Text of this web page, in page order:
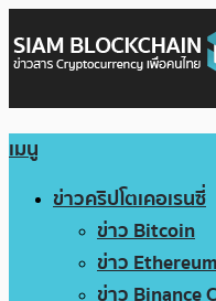
เมนู
ข่าวคริปโตเคอเรนซี่
ข่าว Bitcoin
ข่าว